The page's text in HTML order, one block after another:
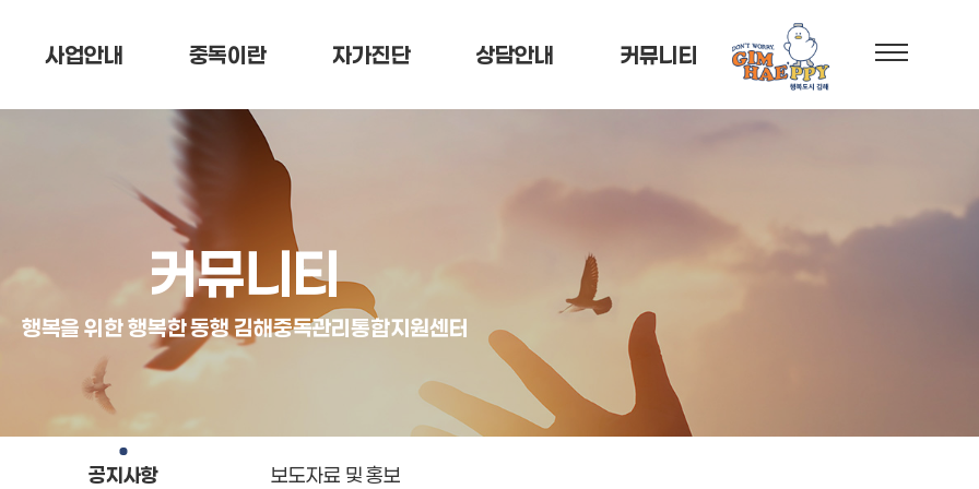
사업안내 중독이란 자가진단 상담안내 커뮤니티
커뮤니티
행복을 위한 행복한 동행 김해중독관리통합지원센터
공지사항 보도자료 및 홍보